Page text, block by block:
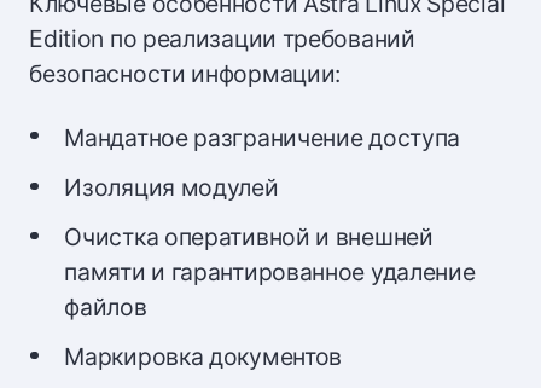
Edition по реализации требований
безопасности информации:
Мандатное разграничение доступа
Изоляция модулей
Очистка оперативной и внешней
памяти и гарантированное удаление
файлов
Маркировка документов